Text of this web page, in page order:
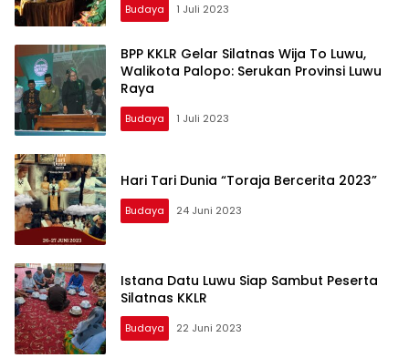
Budaya 1 Juli 2023
BPP KKLR Gelar Silatnas Wija To Luwu,
Walikota Palopo: Serukan Provinsi Luwu
Raya
Budaya 1 Juli 2023
Hari Tari Dunia “Toraja Bercerita 2023”
Budaya 24 Juni 2023
Istana Datu Luwu Siap Sambut Peserta
Silatnas KKLR
Budaya 22 Juni 2023